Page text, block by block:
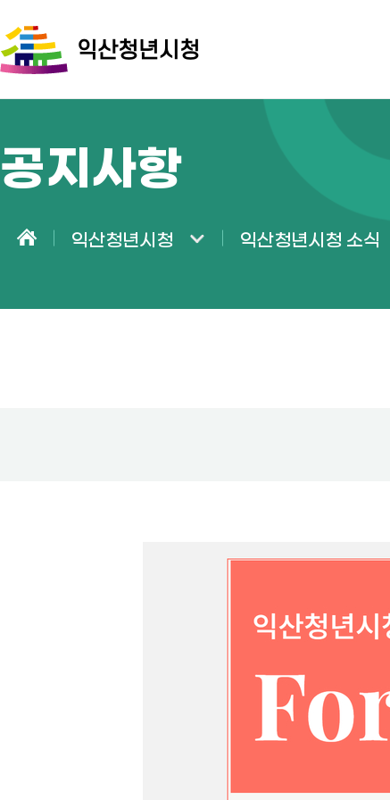
익산청년시청
공지사항
익산청년시청 익산청년시청 소식